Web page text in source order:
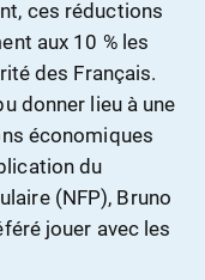
ces réductions
aux 10 % les
des Français.
donner lieu à une
économiques
du
(NFP), Bruno
jouer avec les